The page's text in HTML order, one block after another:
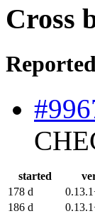
Cross
started
178 d
186 d